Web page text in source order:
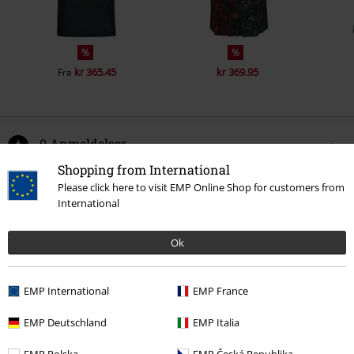
Shopping from International
Please click here to visit EMP Online Shop for customers from
International
Ok
EMP International EMP France
EMP Deutschland EMP Italia
%
Fra kr 365.45
%
kr 369.95
0 Anmeldelser
Fortæl os din mening om denne vare "South Of Heaven".